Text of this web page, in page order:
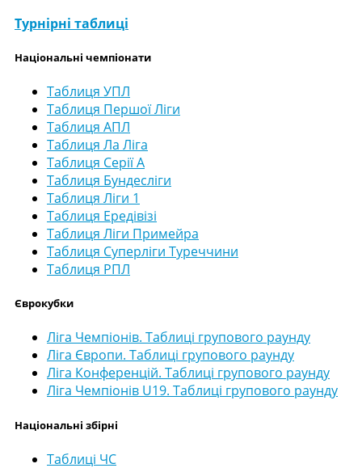
Турнірні таблиці
Національні чемпіонати
Таблиця УПЛ
Таблиця Першої Ліги
Таблиця АПЛ
Таблиця Ла Ліга
Таблиця Серії А
Таблиця Бундесліги
Таблиця Ліги 1
Таблиця Ередівізі
Таблиця Ліги Примейра
Таблиця Суперліги Туреччини
Таблиця РПЛ
Єврокубки
Ліга Чемпіонів. Таблиці групового раунду
Ліга Європи. Таблиці групового раунду
Ліга Конференцій. Таблиці групового раунду
Ліга Чемпіонів U19. Таблиці групового раунду
Національні збірні
Таблиці ЧС